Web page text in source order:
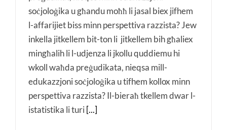
soċjoloġika u għandu moħħ li jasal biex jifhem
l-affarijiet biss minn perspettiva razzista? Jew
inkella jitkellem bit-ton li jitkellem bih għaliex
mingħalih li l-udjenza li jkollu quddiemu hi
wkoll waħda preġudikata, nieqsa mill-
edukazzjoni soċjoloġika u tifhem kollox minn
perspettiva razzista? Il-bieraħ tkellem dwar l-
istatistika li turi [...]